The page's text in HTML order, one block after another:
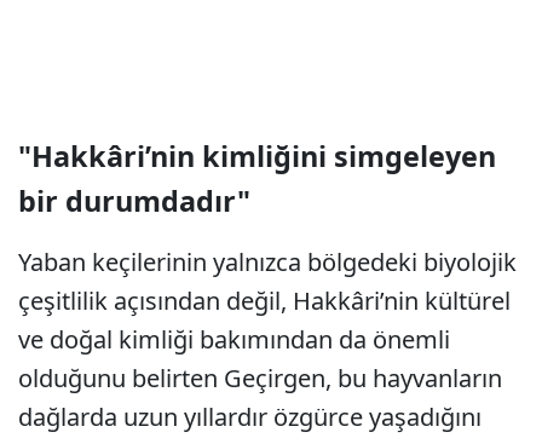
"Hakkâri’nin kimliğini simgeleyen
bir durumdadır"
Yaban keçilerinin yalnızca bölgedeki biyolojik
çeşitlilik açısından değil, Hakkâri’nin kültürel
ve doğal kimliği bakımından da önemli
olduğunu belirten Geçirgen, bu hayvanların
dağlarda uzun yıllardır özgürce yaşadığını